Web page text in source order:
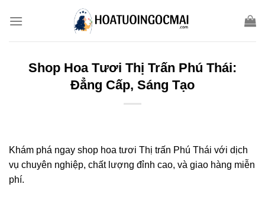
Shop Hoa Tươi Thị Trấn Phú Thái:
Đẳng Cấp, Sáng Tạo
Khám phá ngay shop hoa tươi Thị trấn Phú Thái với dịch
vụ chuyên nghiệp, chất lượng đỉnh cao, và giao hàng miễn
phí.